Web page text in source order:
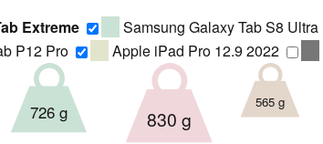
Extreme Samsung Galaxy Tab S8 Ultra
P12 Pro
Apple iPad Pro 12.9 2022
726 g 830 g
565 g